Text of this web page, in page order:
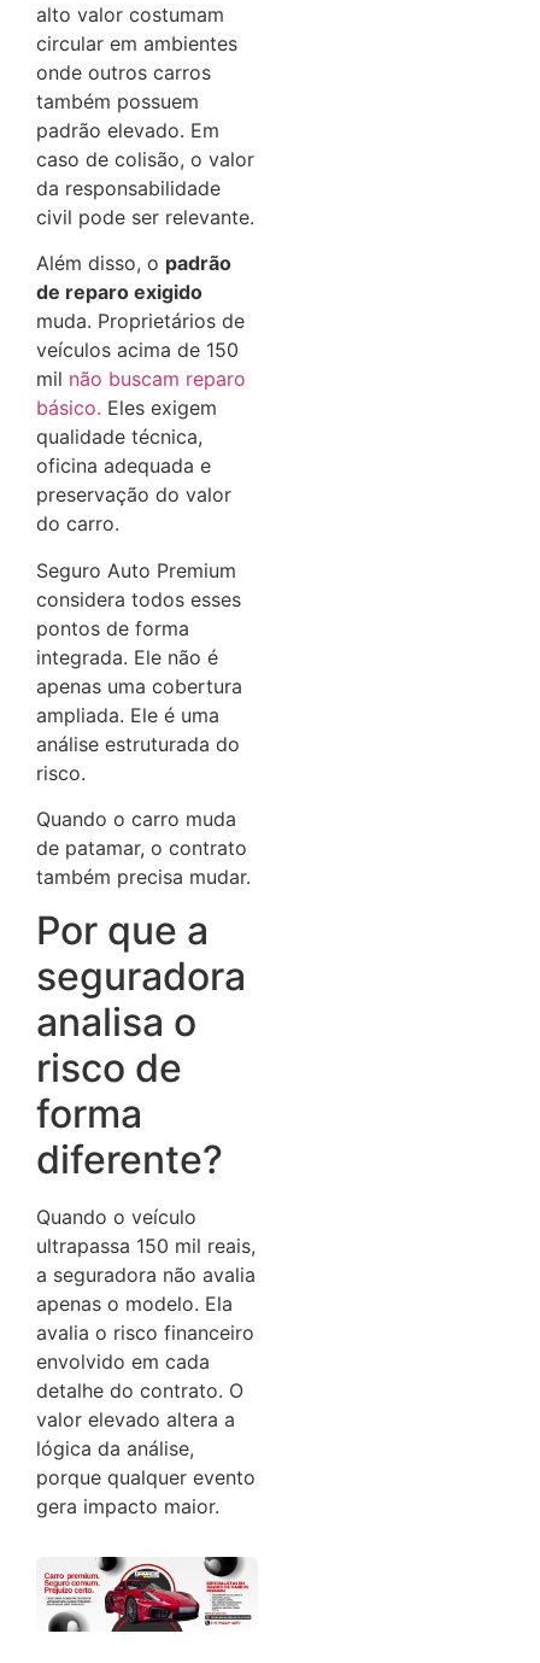
alto valor costumam
circular em ambientes
onde outros carros
também possuem
padrão elevado. Em
caso de colisão, o valor
da responsabilidade
civil pode ser relevante.
Além disso, o padrão
de reparo exigido
muda. Proprietários de
veículos acima de 150
mil não buscam reparo
básico. Eles exigem
qualidade técnica,
oficina adequada e
preservação do valor
do carro.
Seguro Auto Premium
considera todos esses
pontos de forma
integrada. Ele não é
apenas uma cobertura
ampliada. Ele é uma
análise estruturada do
risco.
Quando o carro muda
de patamar, o contrato
também precisa mudar.
Por que a
seguradora
analisa o
risco de
forma
diferente?
Quando o veículo
ultrapassa 150 mil reais,
a seguradora não avalia
apenas o modelo. Ela
avalia o risco financeiro
envolvido em cada
detalhe do contrato. O
valor elevado altera a
lógica da análise,
porque qualquer evento
gera impacto maior.